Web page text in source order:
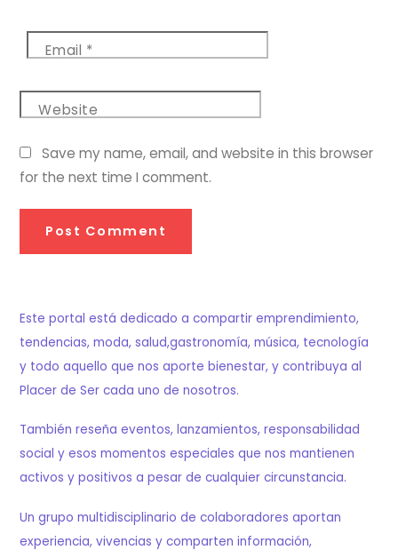
Email *
Website
Save my name, email, and website in this browser
for the next time I comment.
Este portal está dedicado a compartir emprendimiento,
tendencias, moda, salud,gastronomía, música, tecnología
y todo aquello que nos aporte bienestar, y contribuya al
Placer de Ser cada uno de nosotros.
También reseña eventos, lanzamientos, responsabilidad
social y esos momentos especiales que nos mantienen
activos y positivos a pesar de cualquier circunstancia.
Un grupo multidisciplinario de colaboradores aportan
experiencia, vivencias y comparten información,